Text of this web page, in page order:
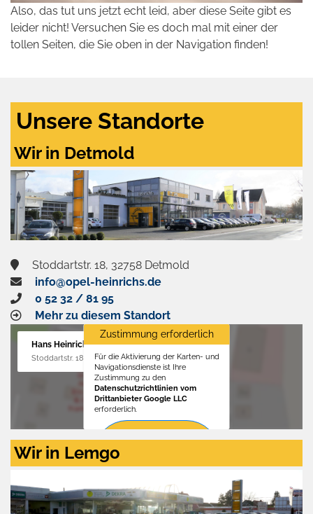
Also, das tut uns jetzt echt leid, aber diese Seite gibt es
leider nicht! Versuchen Sie es doch mal mit einer der
tollen Seiten, die Sie oben in der Navigation finden!
Unsere Standorte
Wir in Detmold
Stoddartstr. 18, 32758 Detmold
info@opel-heinrichs.de
0 52 32 / 81 95
Mehr zu diesem Standort
Hans Heinrichs GmbH
Stoddartstr. 18, 32758 Detmold
Zustimmung erforderlich
Für die Aktivierung der Karten- und
Navigationsdienste ist Ihre
Zustimmung zu den
Datenschutzrichtlinien vom
Drittanbieter Google LLC
erforderlich.
Zustimmen
aktivieren
Wir in Lemgo